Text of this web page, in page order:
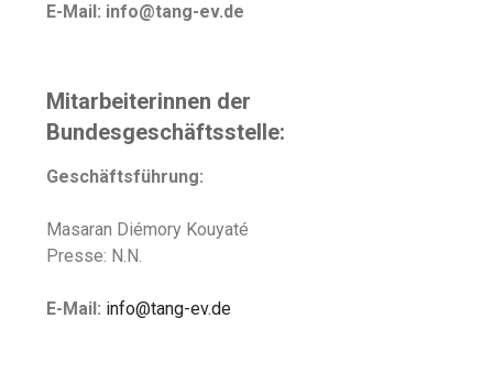
E-Mail: info@tang-ev.de
Mitarbeiterinnen der
Bundesgeschäftsstelle:
Geschäftsführung:
Masaran Diémory Kouyaté
Presse: N.N.
E-Mail: info@tang-ev.de